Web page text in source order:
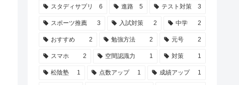
スタディサプリ 6 進路 5 テスト対策 3
スポーツ推薦 3 入試対策 2 中学 2
おすすめ 2 勉強方法 2 元号 2
スマホ 2 空間認識力 1 対策 1
松陰塾 1 点数アップ 1 成績アップ 1